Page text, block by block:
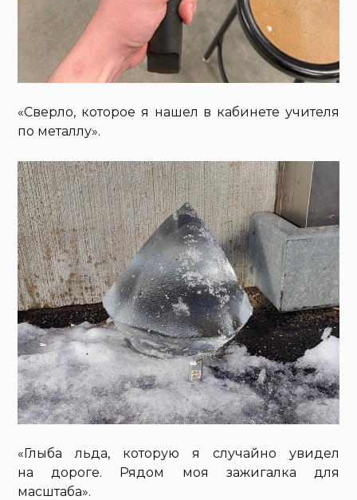
«Сверло, которое я нашел в кабинете учителя
по металлу».
«Глыба льда, которую я случайно увидел
на дороге. Рядом моя зажигалка для
масштаба».